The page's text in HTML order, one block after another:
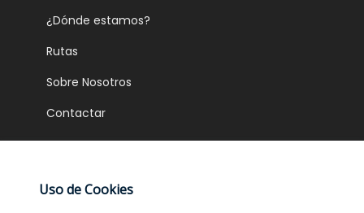
¿Dónde estamos?
Rutas
Sobre Nosotros
Contactar
Uso de Cookies